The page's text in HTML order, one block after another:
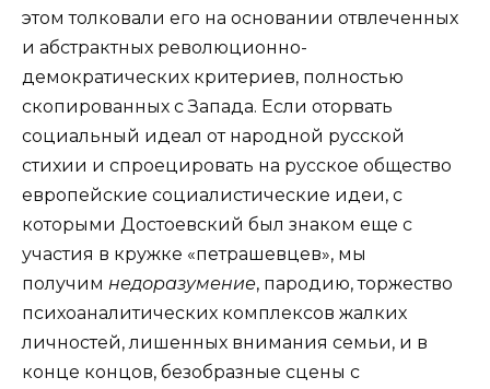
этом толковали его на основании отвлеченных
и абстрактных революционно-
демократических критериев, полностью
скопированных с Запада. Если оторвать
социальный идеал от народной русской
стихии и спроецировать на русское общество
европейские социалистические идеи, с
которыми Достоевский был знаком еще с
участия в кружке «петрашевцев», мы
получим недоразумение, пародию, торжество
психоаналитических комплексов жалких
личностей, лишенных внимания семьи, и в
конце концов, безобразные сцены с